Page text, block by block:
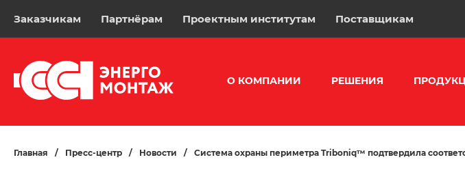
Заказчикам Партнёрам Проектным институтам Поставщикам
О КОМПАНИИ РЕШЕНИЯ
Главная / Пресс-центр / Новости / Система охраны периметра Triboniq™ подтвердила